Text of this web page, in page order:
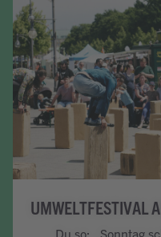
UMWELTFESTIVAL
Du so: „Sonntag